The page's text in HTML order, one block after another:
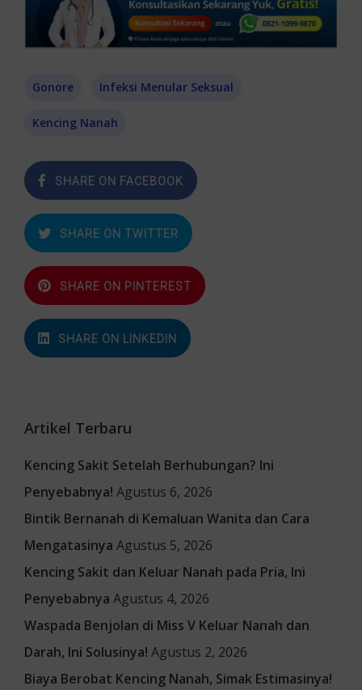
Gonore Infeksi Menular Seksual
Kencing Nanah
SHARE ON FACEBOOK
SHARE ON TWITTER
SHARE ON PINTEREST
SHARE ON LINKEDIN
Artikel Terbaru
Kencing Sakit Setelah Berhubungan? Ini
Penyebabnya! Agustus 6, 2026
Bintik Bernanah di Kemaluan Wanita dan Cara
Mengatasinya Agustus 5, 2026
Kencing Sakit dan Keluar Nanah pada Pria, Ini
Penyebabnya Agustus 4, 2026
Waspada Benjolan di Miss V Keluar Nanah dan
Darah, Ini Solusinya! Agustus 2, 2026
Biaya Berobat Kencing Nanah, Simak Estimasinya!